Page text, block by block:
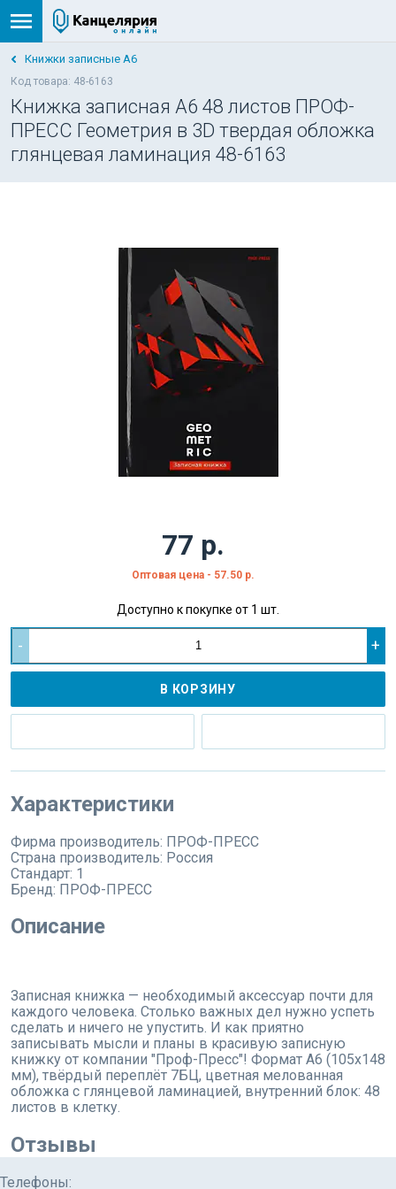
Книжки записные А6
Код товара: 48-6163
Книжка записная А6 48 листов ПРОФ-
ПРЕСС Геометрия в 3D твердая обложка
глянцевая ламинация 48-6163
77 р.
Оптовая цена - 57.50 р.
Доступно к покупке от 1 шт.
- +
В КОРЗИНУ
Характеристики
Фирма производитель: ПРОФ-ПРЕСС
Страна производитель: Россия
Стандарт: 1
Бренд: ПРОФ-ПРЕСС
Описание
Записная книжка — необходимый аксессуар почти для
каждого человека. Столько важных дел нужно успеть
сделать и ничего не упустить. И как приятно
записывать мысли и планы в красивую записную
книжку от компании "Проф-Пресс"! Формат А6 (105х148
мм), твёрдый переплёт 7БЦ, цветная мелованная
обложка с глянцевой ламинацией, внутренний блок: 48
листов в клетку.
Отзывы
Телефоны: